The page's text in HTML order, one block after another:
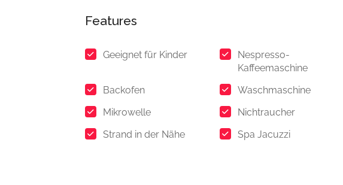
Features
Geeignet für Kinder
Nespresso-
Kaffeemaschine
Backofen
Waschmaschine
Mikrowelle
Nichtraucher
Strand in der Nähe
Spa Jacuzzi